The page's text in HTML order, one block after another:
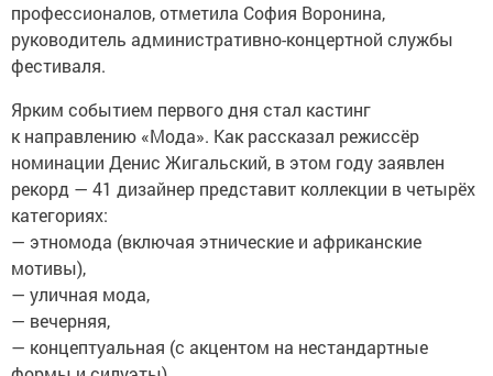
профессионалов, отметила София Воронина,
руководитель административно-концертной службы
фестиваля.
Ярким событием первого дня стал кастинг
к направлению «Мода». Как рассказал режиссёр
номинации Денис Жигальский, в этом году заявлен
рекорд — 41 дизайнер представит коллекции в четырёх
категориях:
— этномода (включая этнические и африканские
мотивы),
— уличная мода,
— вечерняя,
— концептуальная (с акцентом на нестандартные